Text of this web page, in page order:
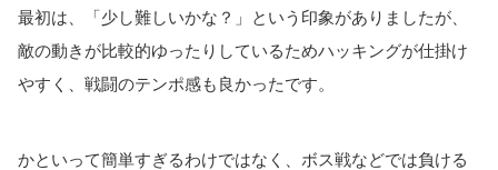
最初は、「少し難しいかな？」という印象がありましたが、
敵の動きが比較的ゆったりしているためハッキングが仕掛け
やすく、戦闘のテンポ感も良かったです。
かといって簡単すぎるわけではなく、ボス戦などでは負ける